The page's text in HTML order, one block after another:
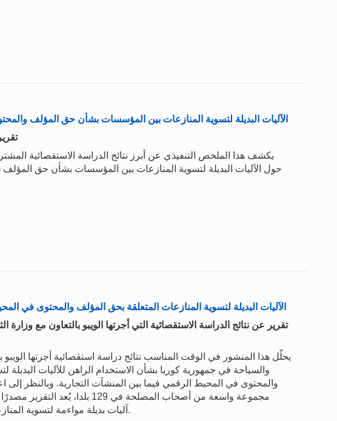
الآليات البديلة لتسوية المنازعات بين المؤسسات بشأن حق المؤلف
يكشف هذا الملخص التنفيذي عن أبرز نتائج الدراسة الاستقصائية
الآليات البديلة لتسوية المنازعات المتعلقة بحق المؤلف والمحتوى في
تقرير عن نتائج الدراسة الاستقصائية التي أجرتها الويبو بالتعاون مع
يحلّل هذا المنشور في الوقت المناسب نتائج دراسة استقصائية أجرتها
والسياحة في جمهورية كوريا بشأن الاستخدام الراهن للآليات البديلة
مجموعة واسعة من أصحاب المصلحة في
آليات بديلة مواءمة لتسوية المنازعات على الصعيدين الوطني والإقليمي.